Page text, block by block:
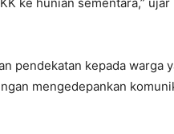
pendekatan kepada warga
mengedepankan